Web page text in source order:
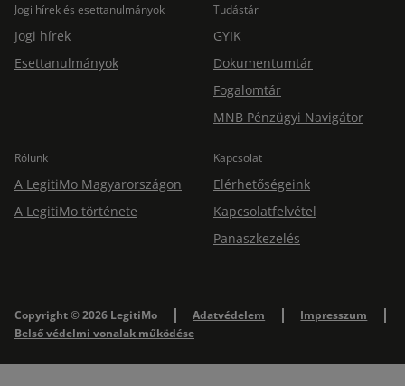
Jogi hírek és esettanulmányok
Jogi hírek
Esettanulmányok
Tudástár
GYIK
Dokumentumtár
Fogalomtár
MNB Pénzügyi Navigátor
Rólunk
A LegitiMo Magyarországon
A LegitiMo története
Kapcsolat
Elérhetőségeink
Kapcsolatfelvétel
Panaszkezelés
Copyright © 2026 LegitiMo Adatvédelem
Impresszum
Belső védelmi vonalak működése